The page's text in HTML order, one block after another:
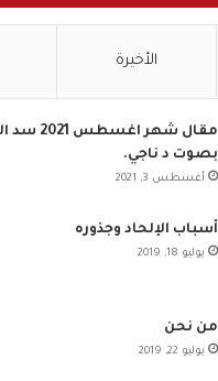
الأخيرة
مقال شهر
بصوت د ناجي.
أغسطس 3, 2021
أسباب الإلحاد وجذوره
يوليو 18, 2019
من نحن
يوليو 22, 2019